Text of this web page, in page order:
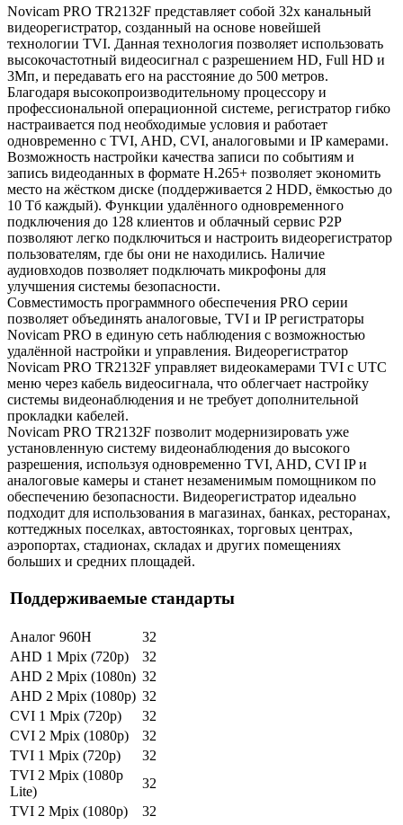
Novicam PRO TR2132F представляет собой 32х канальный
видеорегистратор, созданный на основе новейшей
технологии TVI. Данная технология позволяет использовать
высокочастотный видеосигнал с разрешением HD, Full HD и
3Мп, и передавать его на расстояние до 500 метров.
Благодаря высокопроизводительному процессору и
профессиональной операционной системе, регистратор гибко
настраивается под необходимые условия и работает
одновременно с TVI, AHD, CVI, аналоговыми и IP камерами.
Возможность настройки качества записи по событиям и
запись видеоданных в формате H.265+ позволяет экономить
место на жёстком диске (поддерживается 2 HDD, ёмкостью до
10 Tб каждый). Функции удалённого одновременного
подключения до 128 клиентов и облачный сервис P2P
позволяют легко подключиться и настроить видеорегистратор
пользователям, где бы они не находились. Наличие
аудиовходов позволяет подключать микрофоны для
улучшения системы безопасности.
Совместимость программного обеспечения PRO серии
позволяет объединять аналоговые, TVI и IP регистраторы
Novicam PRO в единую сеть наблюдения с возможностью
удалённой настройки и управления. Видеорегистратор
Novicam PRO TR2132F управляет видеокамерами TVI с UTC
меню через кабель видеосигнала, что облегчает настройку
системы видеонаблюдения и не требует дополнительной
прокладки кабелей.
Novicam PRO TR2132F позволит модернизировать уже
установленную систему видеонаблюдения до высокого
разрешения, используя одновременно TVI, AHD, CVI IP и
аналоговые камеры и станет незаменимым помощником по
обеспечению безопасности. Видеорегистратор идеально
подходит для использования в магазинах, банках, ресторанах,
коттеджных поселках, автостоянках, торговых центрах,
аэропортах, стадионах, складах и других помещениях
больших и средних площадей.
Поддерживаемые стандарты
Аналог 960H
32
AHD 1 Mpix (720p)
32
AHD 2 Mpix (1080n) 32
AHD 2 Mpix (1080p) 32
CVI 1 Mpix (720p)
32
CVI 2 Mpix (1080p)
32
TVI 1 Mpix (720p)
32
TVI 2 Mpix (1080p
Lite)
32
TVI 2 Mpix (1080p)
32